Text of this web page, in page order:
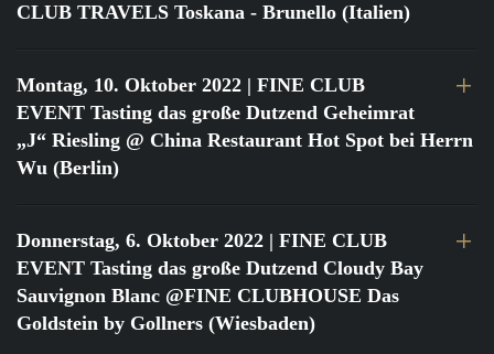
CLUB TRAVELS Toskana - Brunello (Italien)
Montag, 10. Oktober 2022 | FINE CLUB
EVENT Tasting das große Dutzend Geheimrat
„J“ Riesling @ China Restaurant Hot Spot bei Herrn
Wu (Berlin)
Donnerstag, 6. Oktober 2022 | FINE CLUB
EVENT Tasting das große Dutzend Cloudy Bay
Sauvignon Blanc @FINE CLUBHOUSE Das
Goldstein by Gollners (Wiesbaden)